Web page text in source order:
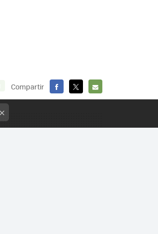
Compartir
FACEBOOK
X
E-